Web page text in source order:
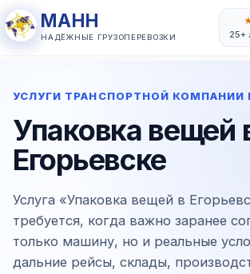
МАНН
НАДЁЖНЫЕ ГРУЗОПЕРЕВОЗКИ 25+
УСЛУГИ ТРАНСПОРТНОЙ КОМПАНИИ
Упаковка вещей
Егорьевске
Услуга «Упаковка вещей в
требуется, когда важно заранее
только машину, но и реальные
дальние рейсы, склады,